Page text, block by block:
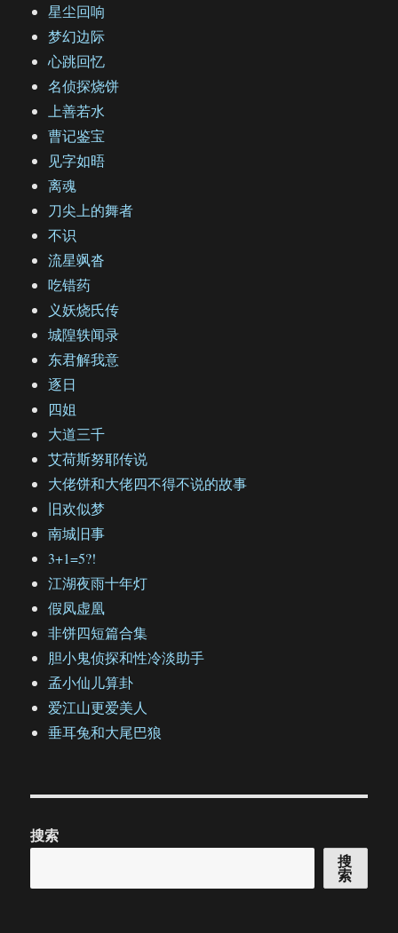
星尘回响
梦幻边际
心跳回忆
名侦探烧饼
上善若水
曹记鉴宝
见字如晤
离魂
刀尖上的舞者
不识
流星飒沓
吃错药
义妖烧氏传
城隍轶闻录
东君解我意
逐日
四姐
大道三千
艾荷斯努耶传说
大佬饼和大佬四不得不说的故事
旧欢似梦
南城旧事
3+1=5?!
江湖夜雨十年灯
假凤虚凰
非饼四短篇合集
胆小鬼侦探和性冷淡助手
孟小仙儿算卦
爱江山更爱美人
垂耳兔和大尾巴狼
搜索
搜
索